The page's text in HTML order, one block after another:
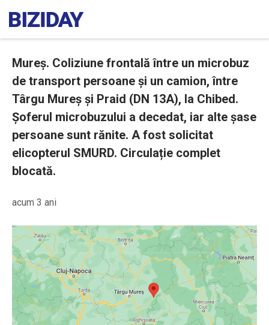
Mureș. Coliziune frontală între un microbuz
de transport persoane și un camion, între
Târgu Mureș și Praid (DN 13A), la Chibed.
Șoferul microbuzului a decedat, iar alte șase
persoane sunt rănite. A fost solicitat
elicopterul SMURD. Circulație complet
blocată.
acum 3 ani